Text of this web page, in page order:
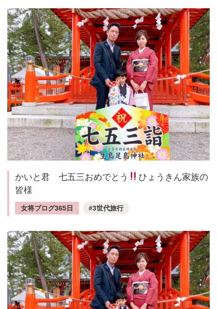
かいと君 七五三おめでとう
ひょうきん家族の
皆様
女将ブログ365日 3世代旅行